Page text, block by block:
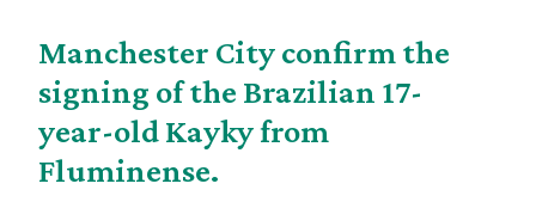
Manchester City confirm the
signing of the Brazilian 17-
year-old Kayky from
Fluminense.